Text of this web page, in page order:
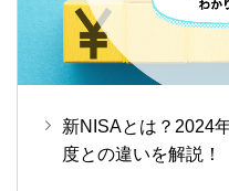
新NISAとは？2024
度との違いを解説！